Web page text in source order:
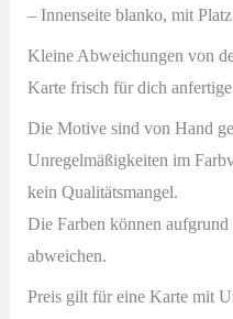
– Innenseite blanko, mit
Kleine Abweichungen von
Karte frisch für dich
Die Motive sind von Hand
Unregelmäßigkeiten im
kein Qualitätsmangel.
Die Farben können
abweichen.
Preis gilt für eine Karte mit